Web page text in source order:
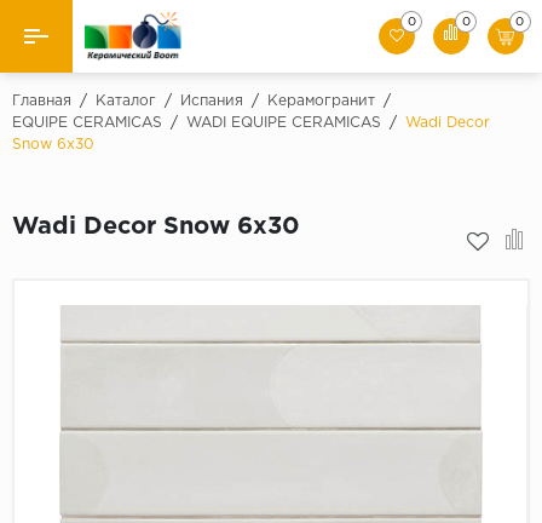
Назад
Производители
0 0 0
Главная / Каталог / Испания / Керамогранит
/
EQUIPE CERAMICAS
/ WADI EQUIPE CERAMICAS /
Wadi Decor
Snow 6х30
Wadi Decor Snow 6х30